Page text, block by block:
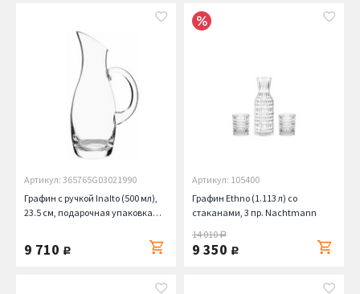
Артикул: 365765G03021990
Графин с ручкой Inalto (500 мл),
23.5 см, подарочная упаковка
9 710 руб.
Артикул: 105400
Графин Ethno (1.113 л) со
стаканами, 3 пр. Nachtmann
14 010руб.
9 350 руб.